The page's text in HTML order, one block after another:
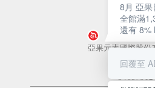
營業人名稱
亞果元素國際股份
統一編號
54657812
8月 亞果
全館滿
還有 8%
回覆至